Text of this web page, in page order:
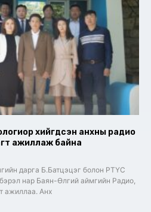
хийгдсэн анхны радио
ажиллаж байна
дарга Б.Батцэцэг болон РТҮС
нар Баян-Өлгий аймгийн Радио,
ажиллаа. Анх